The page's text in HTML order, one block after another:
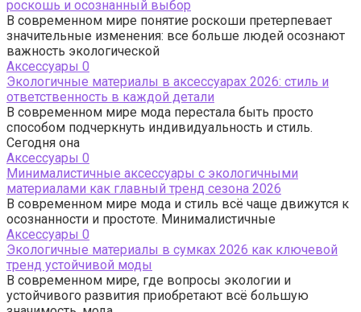
роскошь и осознанный выбор
В современном мире понятие роскоши претерпевает
значительные изменения: все больше людей осознают
важность экологической
Аксессуары 0
Экологичные материалы в аксессуарах 2026: стиль и
ответственность в каждой детали
В современном мире мода перестала быть просто
способом подчеркнуть индивидуальность и стиль.
Сегодня она
Аксессуары 0
Минималистичные аксессуары с экологичными
материалами как главный тренд сезона 2026
В современном мире мода и стиль всё чаще движутся к
осознанности и простоте. Минималистичные
Аксессуары 0
Экологичные материалы в сумках 2026 как ключевой
тренд устойчивой моды
В современном мире, где вопросы экологии и
устойчивого развития приобретают всё большую